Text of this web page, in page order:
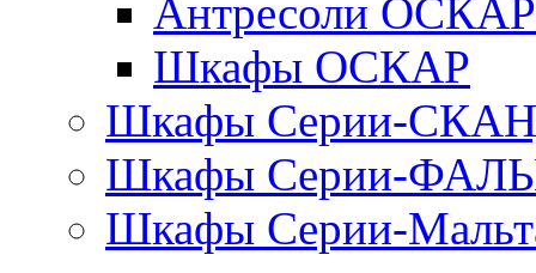
Антресоли ОСКАР
Шкафы ОСКАР
Шкафы Серии-
Шкафы Серии-
Шкафы Серии-